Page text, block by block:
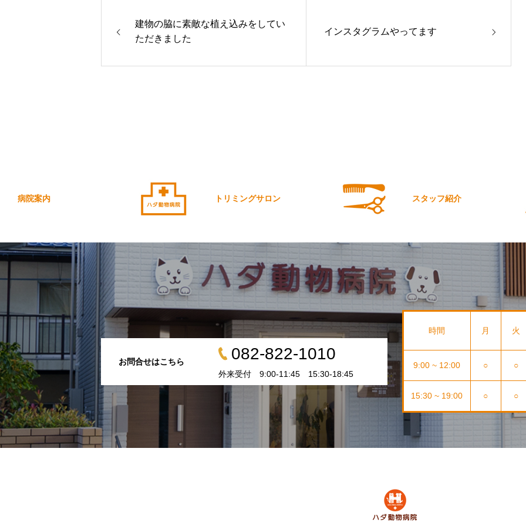
建物の脇に素敵な植え込みをしてい
ただきました
インスタグラムやってます
病院案内 トリミングサロン スタッフ紹介
お問合せはこちら 082-822-1010
外来受付 9:00-11:45 15:30-18:45
時間 月 火
9:00 ~ 12:00 ○ ○
15:30 ~ 19:00 ○ ○